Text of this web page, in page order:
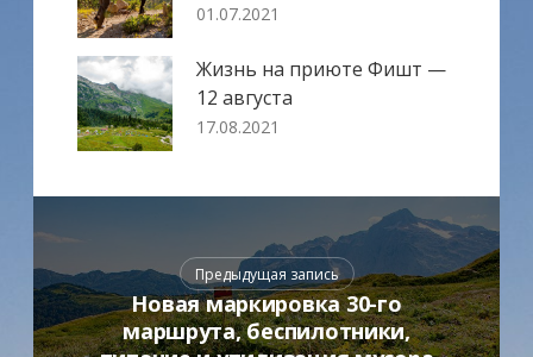
01.07.2021
Жизнь на приюте Фишт —
12 августа
17.08.2021
Предыдущая запись
Новая маркировка 30-го
маршрута, беспилотники,